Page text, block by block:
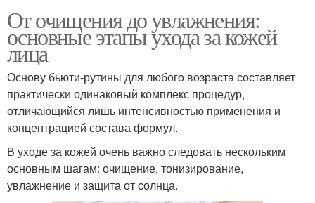
От очищения до увлажнения:
основные этапы ухода за кожей
лица
Основу бьюти-рутины для любого возраста составляет
практически одинаковый комплекс процедур,
отличающийся лишь интенсивностью применения и
концентрацией состава формул.
В уходе за кожей очень важно следовать нескольким
основным шагам: очищение, тонизирование,
увлажнение и защита от солнца.